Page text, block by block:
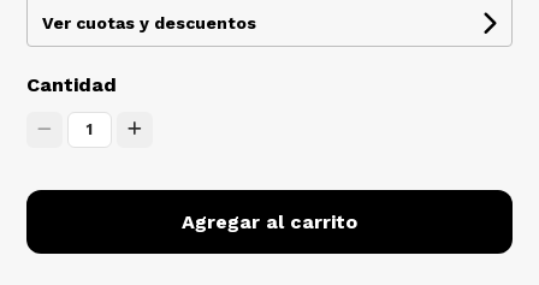
Ver cuotas y descuentos
Cantidad
1
Agregar al carrito